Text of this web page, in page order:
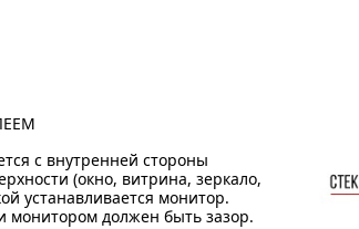
с внутренней стороны
(окно, витрина, зеркало,
устанавливается монитор.
монитором должен быть зазор.